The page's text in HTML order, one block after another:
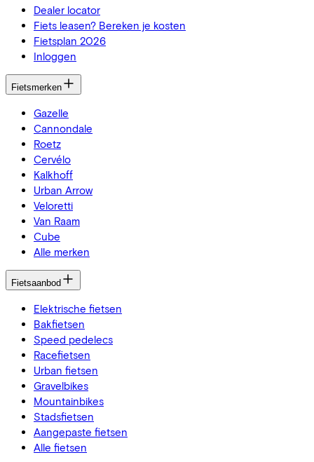
Dealer locator
Fiets leasen? Bereken je kosten
Fietsplan 2026
Inloggen
Fietsmerken
Gazelle
Cannondale
Roetz
Cervélo
Kalkhoff
Urban Arrow
Veloretti
Van Raam
Cube
Alle merken
Fietsaanbod
Elektrische fietsen
Bakfietsen
Speed pedelecs
Racefietsen
Urban fietsen
Gravelbikes
Mountainbikes
Stadsfietsen
Aangepaste fietsen
Alle fietsen